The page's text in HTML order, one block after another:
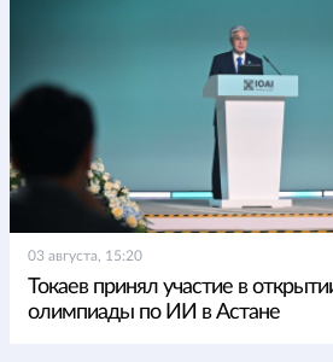
03 августа, 15:20
Токаев принял участие в
олимпиады по ИИ в Астане